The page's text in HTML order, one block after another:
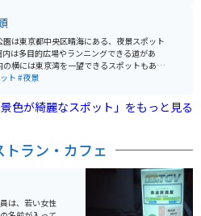
園は東京都中央区晴海にある、夜景スポット
内は多目的広場やランニングできる道があ
の横には東京湾を一望できるスポットもあり
行くのよし、カップルや付き合う前のデー
れるスポットになります
ト #夜景
景色が綺麗なスポット」をもっと見る
ラン・カフェ
は、若い女性